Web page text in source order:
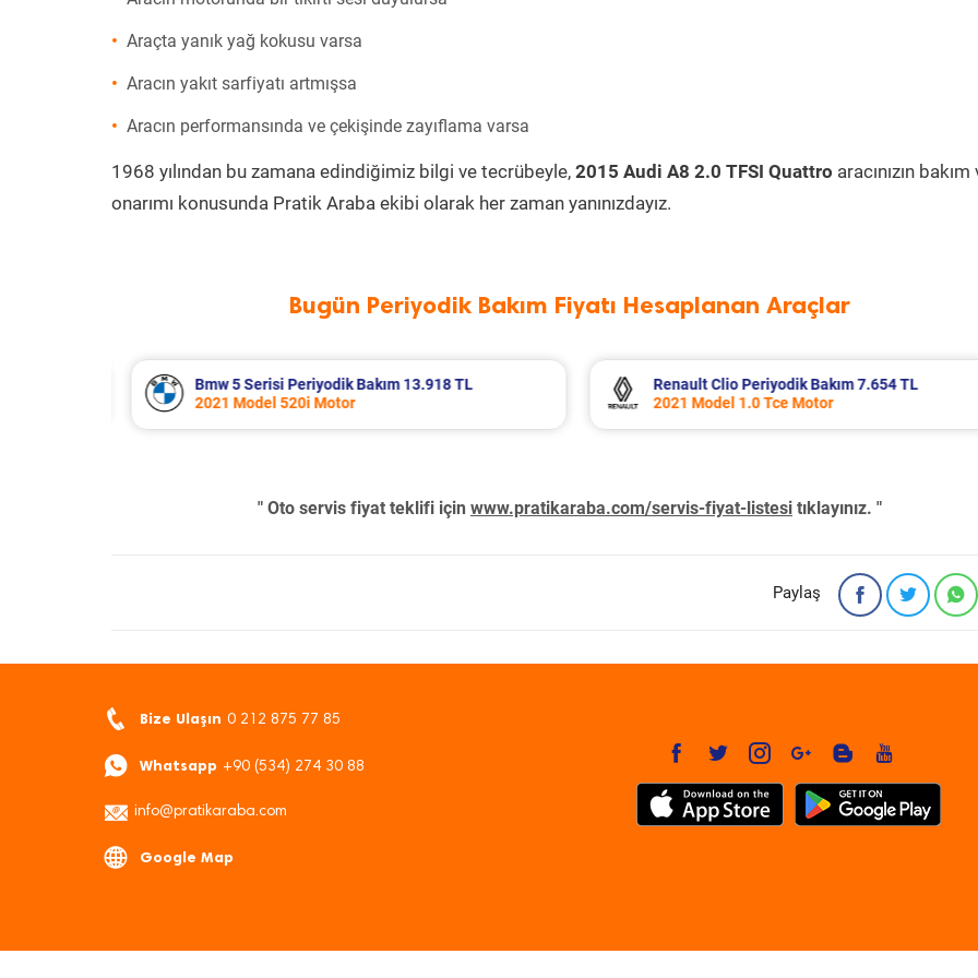
Araçta yanık yağ kokusu varsa
Aracın yakıt sarfiyatı artmışsa
Aracın performansında ve çekişinde zayıflama varsa
1968 yılından bu zamana edindiğimiz bilgi ve tecrübeyle, 2015 Audi A8 2.0 TFSI Quattro aracınızın bakım
onarımı konusunda Pratik Araba ekibi olarak her zaman yanınızdayız.
Bugün Periyodik Bakım Fiyatı Hesaplanan Araçlar
Renault Clio Periyodik Bakım 7.654 TL
2021 Model 1.0 Tce Motor
Mitsubishi L300 Periyodik Bakım 6.726 TL
2003 Model 2.5 Motor
" Oto servis fiyat teklifi için www.pratikaraba.com/servis-fiyat-listesi tıklayınız. "
Paylaş
Bize Ulaşın 0 212 875 77 85
Whatsapp +90 (534) 274 30 88
info@pratikaraba.com
Google Map